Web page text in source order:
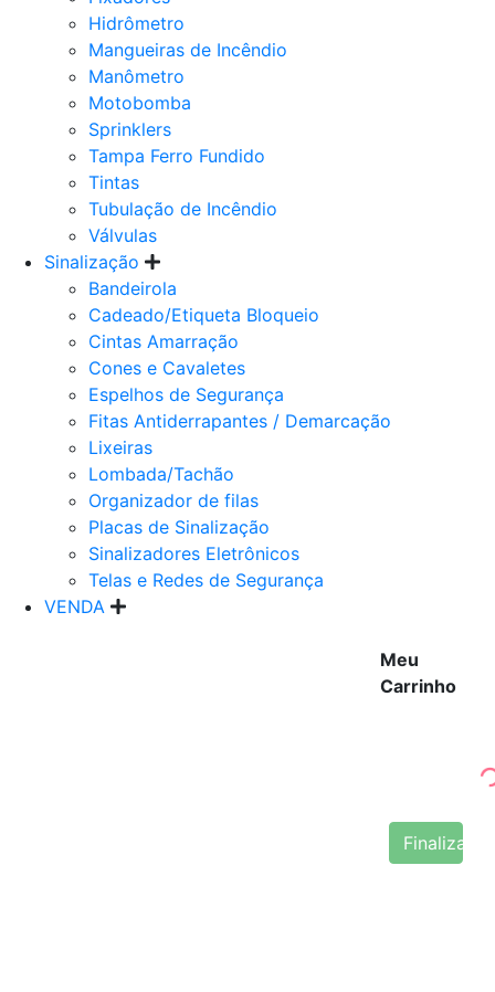
Hidrômetro
Mangueiras de Incêndio
Manômetro
Motobomba
Sprinklers
Tampa Ferro Fundido
Tintas
Tubulação de Incêndio
Válvulas
Sinalização
Bandeirola
Cadeado/Etiqueta Bloqueio
Cintas Amarração
Cones e Cavaletes
Espelhos de Segurança
Fitas Antiderrapantes / Demarcação
Lixeiras
Lombada/Tachão
Organizador de filas
Placas de Sinalização
Sinalizadores Eletrônicos
Telas e Redes de Segurança
VENDA
Meu
Carrinho
Finalizar